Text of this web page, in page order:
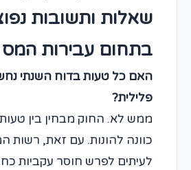
שאלות ותשובות
בתחום עבירות המס
האם כל טעות בדוח השנתי
פלילית?
ממש לא. החוק מבחין בין
כוונה להונות. עם זאת, רשות
לעיתים לפרש חוסר עקביות